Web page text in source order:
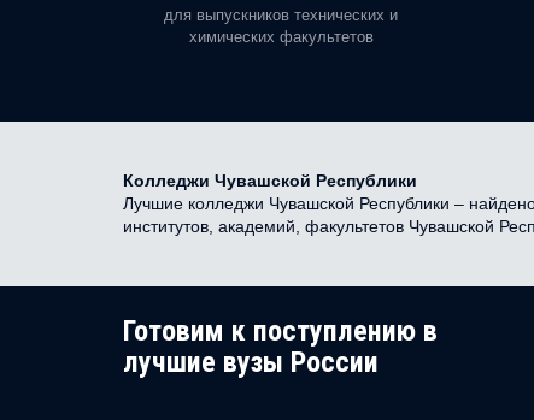
для выпускников технических и
химических факультетов
Колледжи Чувашской Республики
Лучшие колледжи Чувашской Республики –
институтов, академий, факультетов Чувашской
Готовим к поступлению в
лучшие вузы России